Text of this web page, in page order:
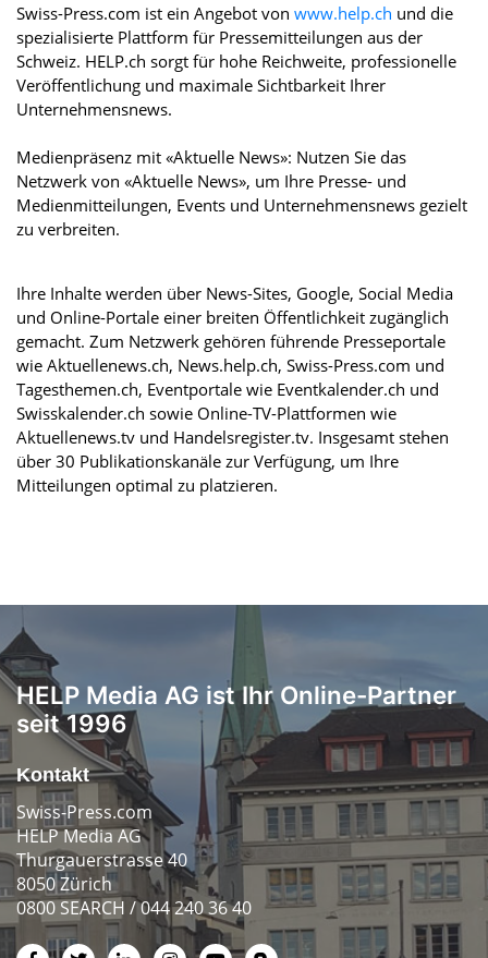
Swiss-Press.com ist ein Angebot von www.help.ch und die
spezialisierte Plattform für Pressemitteilungen aus der
Schweiz. HELP.ch sorgt für hohe Reichweite, professionelle
Veröffentlichung und maximale Sichtbarkeit Ihrer
Unternehmensnews.
Medienpräsenz mit «Aktuelle News»: Nutzen Sie das
Netzwerk von «Aktuelle News», um Ihre Presse- und
Medienmitteilungen, Events und Unternehmensnews gezielt
zu verbreiten.
Ihre Inhalte werden über News-Sites, Google, Social Media
und Online-Portale einer breiten Öffentlichkeit zugänglich
gemacht. Zum Netzwerk gehören führende Presseportale
wie Aktuellenews.ch, News.help.ch, Swiss-Press.com und
Tagesthemen.ch, Eventportale wie Eventkalender.ch und
Swisskalender.ch sowie Online-TV-Plattformen wie
Aktuellenews.tv und Handelsregister.tv. Insgesamt stehen
über 30 Publikationskanäle zur Verfügung, um Ihre
Mitteilungen optimal zu platzieren.
HELP Media AG ist Ihr Online-Partner
seit 1996
Kontakt
Swiss-Press.com
HELP Media AG
Thurgauerstrasse 40
8050 Zürich
0800 SEARCH / 044 240 36 40